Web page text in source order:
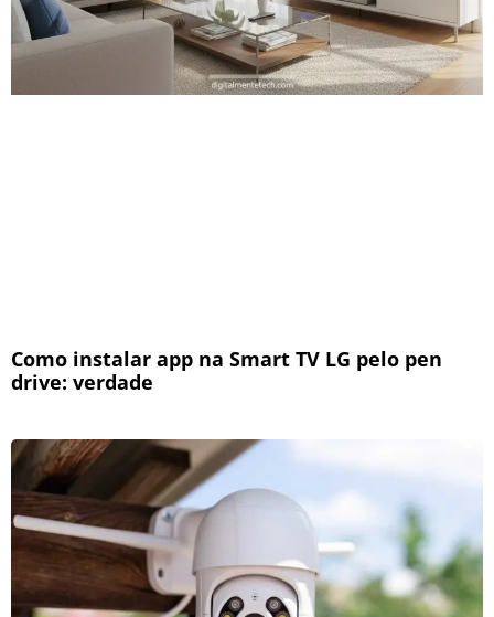
Como instalar app na Smart TV LG pelo pen
drive: verdade